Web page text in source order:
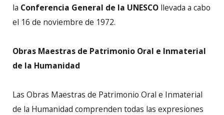
la Conferencia General de la UNESCO llevada a cabo
el 16 de noviembre de 1972.
Obras Maestras de Patrimonio Oral e Inmaterial
de la Humanidad
Las Obras Maestras de Patrimonio Oral e Inmaterial
de la Humanidad comprenden todas las expresiones